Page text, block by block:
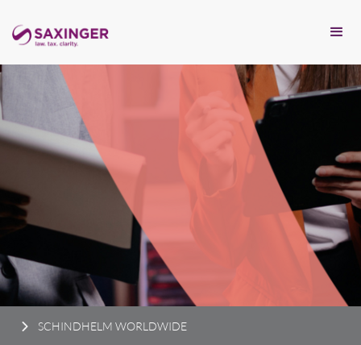
SCHINDHELM WORLDWIDE